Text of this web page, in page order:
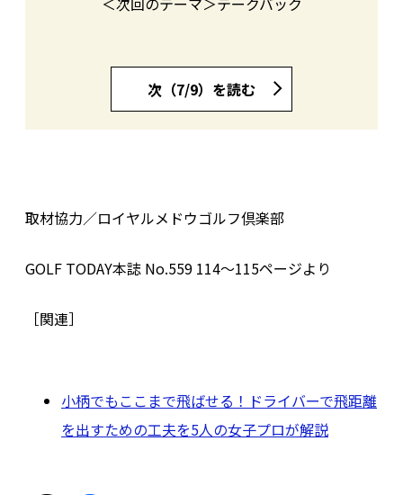
次（7/9）を読む
取材協力／ロイヤルメドウゴルフ倶楽部
GOLF TODAY本誌 No.559 114〜115ページより
［関連］
小柄でもここまで飛ばせる！ドライバーで飛距離
を出すための工夫を5人の女子プロが解説